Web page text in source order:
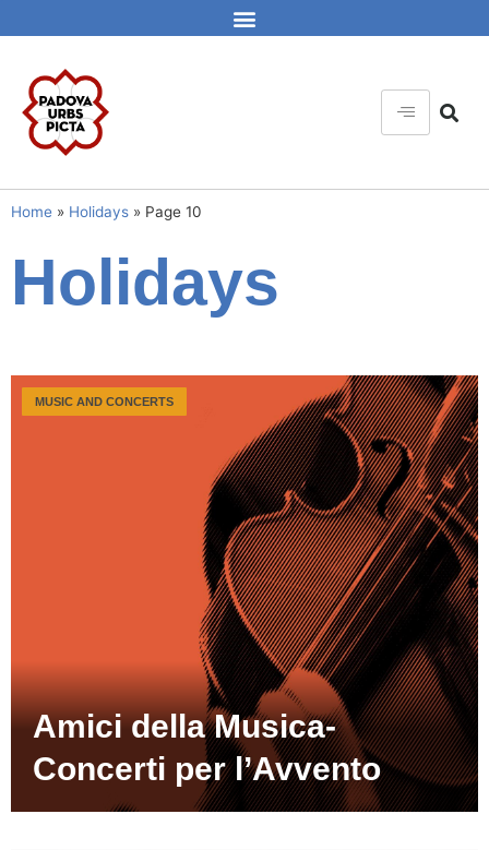
Home » Holidays » Page 10
Holidays
Amici della Musica-
Concerti per l’Avvento
MUSIC AND CONCERTS